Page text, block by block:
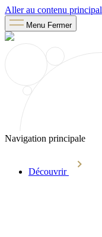
Aller au contenu principal
Menu Fermer
Navigation principale
Découvrir